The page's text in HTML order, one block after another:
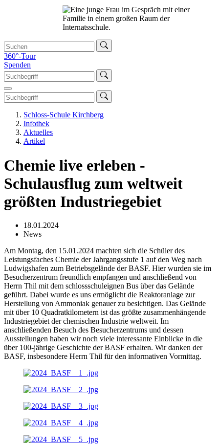
360°-Tour
Spenden
Schloss-Schule Kirchberg
Infothek
Aktuelles
Artikel
Chemie live erleben -
Schulausflug zum weltweit
größten Industriegebiet
18.01.2024
News
Am Montag, den 15.01.2024 machten sich die Schüler des
Leistungsfaches Chemie der Jahrgangsstufe 1 auf den Weg nach
Ludwigshafen zum Betriebsgelände der BASF. Hier wurden sie im
Besucherzentrum freundlich empfangen und anschließend von
Herrn Thil mit dem schlossschuleignen Bus über das Gelände
geführt. Dabei wurde es uns ermöglicht die Reaktoranlage zur
Herstellung von Ammoniak genauer zu besichtigen. Das Gelände
mit über 10 Quadratkilometern ist das größte zusammenhängende
Industriegebiet der chemischen Industrie weltweit. Im
anschließenden Besuch des Besucherzentrums und dessen
Ausstellungen haben wir noch viele interessante Einblicke in die
über 100-jährige Geschichte der BASF erhalten. Wir danken der
BASF, insbesondere Herrn Thil für den informativen Vormittag.